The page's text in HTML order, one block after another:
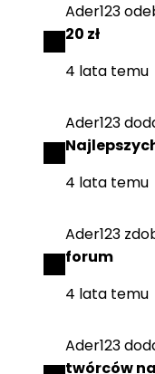
Ader123
20 zł
4 lata temu
Ader123
4 lata temu
Ader123
forum
4 lata temu
Ader123
twórców